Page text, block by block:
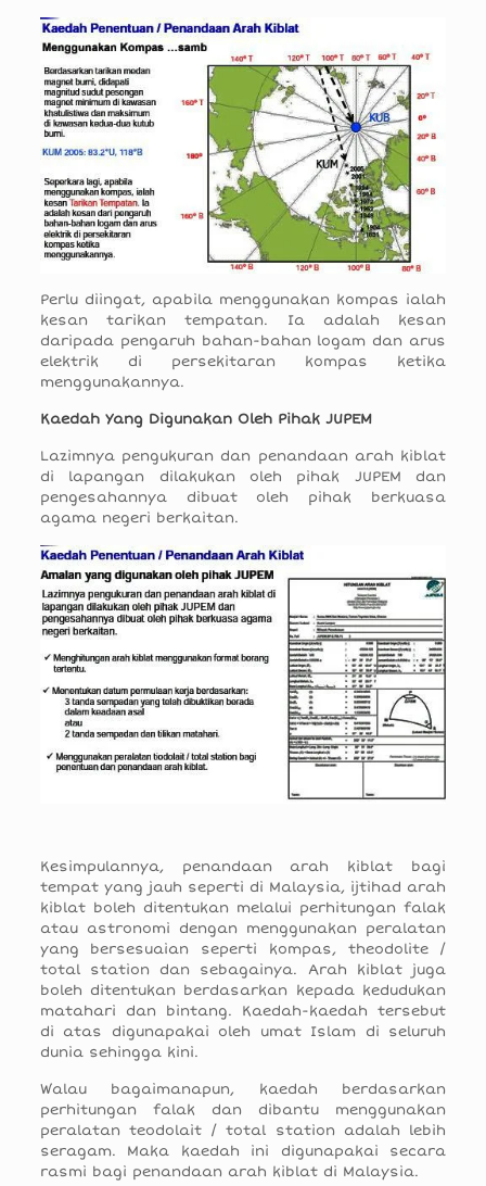
Perlu diingat, apabila menggunakan kompas ialah
kesan tarikan tempatan. Ia adalah kesan
daripada pengaruh bahan-bahan logam dan arus
elektrik di persekitaran kompas ketika
menggunakannya.
Kaedah Yang Digunakan Oleh Pihak JUPEM
Lazimnya pengukuran dan penandaan arah kiblat
di lapangan dilakukan oleh pihak JUPEM dan
pengesahannya dibuat oleh pihak berkuasa
agama negeri berkaitan.
Kesimpulannya, penandaan arah kiblat bagi
tempat yang jauh seperti di Malaysia, ijtihad arah
kiblat boleh ditentukan melalui perhitungan falak
atau astronomi dengan menggunakan peralatan
yang bersesuaian seperti kompas, theodolite /
total station dan sebagainya. Arah kiblat juga
boleh ditentukan berdasarkan kepada kedudukan
matahari dan bintang. Kaedah-kaedah tersebut
di atas digunapakai oleh umat Islam di seluruh
dunia sehingga kini.
Walau bagaimanapun, kaedah berdasarkan
perhitungan falak dan dibantu menggunakan
peralatan teodolait / total station adalah lebih
seragam. Maka kaedah ini digunapakai secara
rasmi bagi penandaan arah kiblat di Malaysia.